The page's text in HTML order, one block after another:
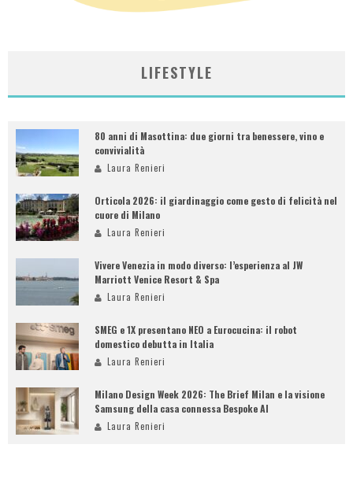
LIFESTYLE
80 anni di Masottina: due giorni tra benessere, vino e
convivialità
Laura Renieri
Orticola 2026: il giardinaggio come gesto di felicità nel
cuore di Milano
Laura Renieri
Vivere Venezia in modo diverso: l’esperienza al JW
Marriott Venice Resort & Spa
Laura Renieri
SMEG e 1X presentano NEO a Eurocucina: il robot
domestico debutta in Italia
Laura Renieri
Milano Design Week 2026: The Brief Milan e la visione
Samsung della casa connessa Bespoke AI
Laura Renieri